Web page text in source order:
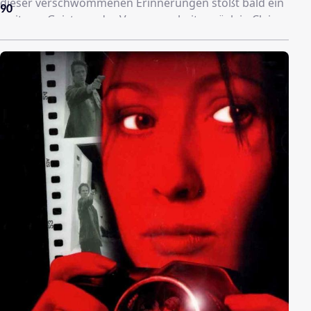
weiterer Geist aus der Vergangenheit zurück in Claires
leben: Die imaginäre Freundin Bethany, zu der Claire
als Kind immer Zuflucht suchte. Diese hat anscheinend
all die Jahre auf ihre ehemalige Spielkameradin
gewartet ...
90